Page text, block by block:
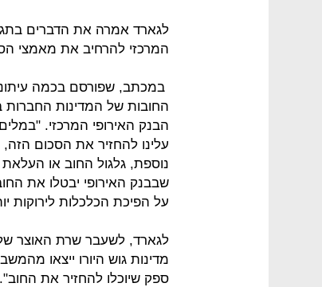
המרכזי להרחיב את מאמצי
במכתב, שפורסם בכמה
עלינו להחזיר את הסכום
נוספת, גלגול החוב או
שבבנק האירופי יבטלו את
על הפיכת הכלכלות לירוקות
לגארד, לשעבר שרת האוצר של
מדינות גוש היורו ייצאו
ספק שיוכלו להחזיר את החוב".